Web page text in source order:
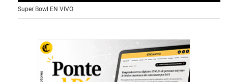
0
o
f
Super Bowl EN VIVO